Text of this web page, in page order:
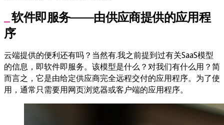
软件即服务——由供应商提供的应用程
序
云端提供的便利还有吗？当然有.我之前提到过有关SaaS模型
的信息，即软件即服务。该模型是什么？对我们有什么用？简
而言之，它是由给定供应商完全远程交付的应用程序。为了使
用，通常只需要用网页浏览器或客户端的应用程序。